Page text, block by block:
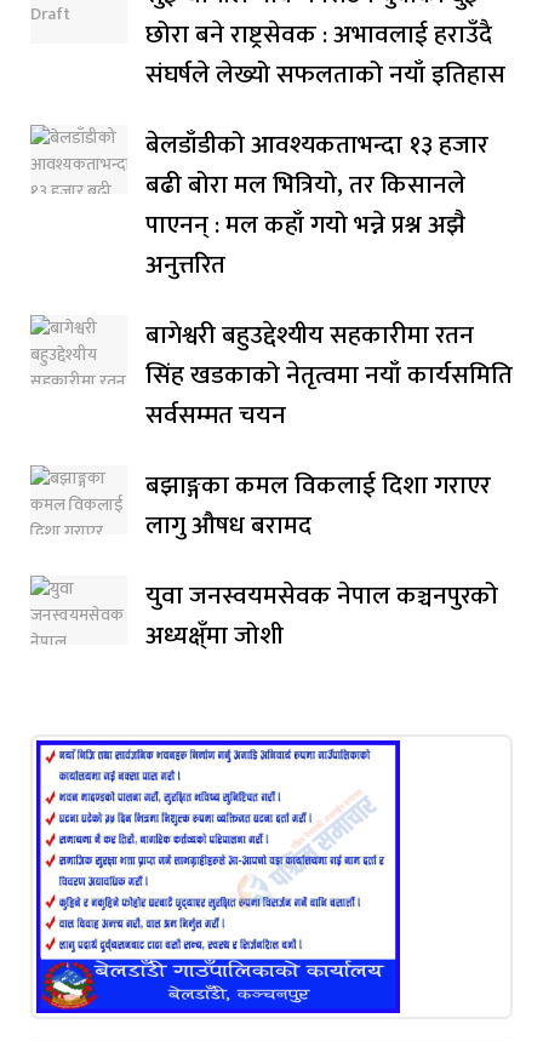
छोरा बने राष्ट्रसेवक : अभावलाई हराउँदै
संघर्षले लेख्यो सफलताको नयाँ इतिहास
बेलडाँडीको आवश्यकताभन्दा १३ हजार
बढी बोरा मल भित्रियो, तर किसानले
पाएनन् : मल कहाँ गयो भन्ने प्रश्न अझै
अनुत्तरित
बागेश्वरी बहुउद्देश्यीय सहकारीमा रतन
सिंह खडकाको नेतृत्वमा नयाँ कार्यसमिति
सर्वसम्मत चयन
बझाङ्गका कमल विकलाई दिशा गराएर
लागु औषध बरामद
युवा जनस्वयमसेवक नेपाल कञ्चनपुरको
अध्यक्ष्ँमा जोशी